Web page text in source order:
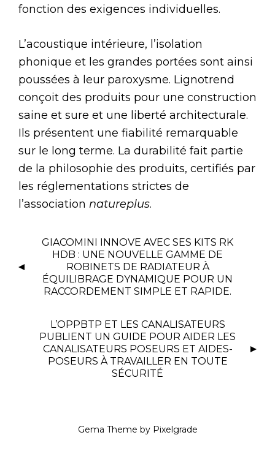
fonction des exigences individuelles.
L’acoustique intérieure, l’isolation
phonique et les grandes portées sont ainsi
poussées à leur paroxysme. Lignotrend
conçoit des produits pour une construction
saine et sure et une liberté architecturale.
Ils présentent une fiabilité remarquable
sur le long terme. La durabilité fait partie
de la philosophie des produits, certifiés par
les réglementations strictes de
l’association natureplus.
GIACOMINI INNOVE AVEC SES KITS RK
HDB : UNE NOUVELLE GAMME DE
ROBINETS DE RADIATEUR À
ÉQUILIBRAGE DYNAMIQUE POUR UN
RACCORDEMENT SIMPLE ET RAPIDE.
L’OPPBTP ET LES CANALISATEURS
PUBLIENT UN GUIDE POUR AIDER LES
CANALISATEURS POSEURS ET AIDES-
POSEURS À TRAVAILLER EN TOUTE
SÉCURITÉ
Gema Theme by Pixelgrade